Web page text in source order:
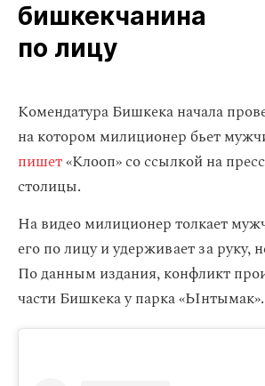
бишкекчанина
по лицу
Комендатура Бишкека начала
на котором милиционер бьет
пишет«Клооп» со ссылкой на
столицы.
На видео милиционер толкает
его по лицу и удерживает за руку,
По данным издания, конфликт
части Бишкека у парка «Ынтымак».